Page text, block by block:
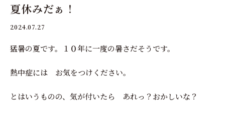
夏休みだぁ！
2024.07.27
猛暑の夏です。１０年に一度の暑さだそうです。
熱中症には お気をつけください。
とはいうものの、気が付いたら あれっ？おかしいな？